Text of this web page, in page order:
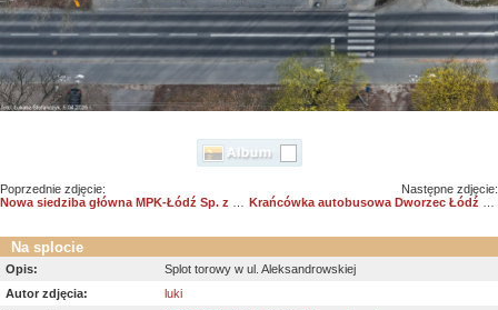
Poprzednie zdjęcie:
Nowa siedziba główna MPK-Łódź Sp. z o.o. na etapie prac wykończeniowych
Następne zdjęcie:
Krańcówka autobusowa Dworzec Łódź Chojny
Na splocie
Opis:
Splot torowy w ul. Aleksandrowskiej
Autor zdjęcia:
luki